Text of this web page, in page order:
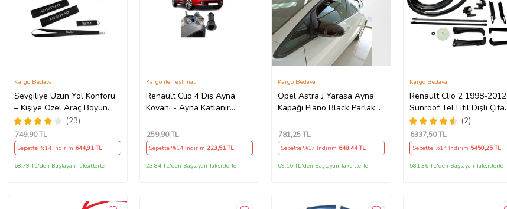
Sevgiliye Uzun Yol Konforu
– Kişiye Özel Araç Boyun
Yastığı & Kemer Pedi Hediye
Seti
(23)
Kargo Bedava
749,90 TL
Sepette %14 İndirim 644,91 TL
68,79 TL'den Başlayan Taksitlerle
Renault Clio 4 Dış Ayna
Kovanı - Ayna Katlanır
490307706 M3625
Kargo ile Teslimat
259,90 TL
Sepette %14 İndirim 223,51 TL
23,84 TL'den Başlayan Taksitlerle
Opel Astra J Yarasa Ayna
Kapağı Piano Black Parlak
Kargo Bedava
781,25 TL
Sepette %17 İndirim 648,44 TL
69,16 TL'den Başlayan Taksitlerle
Renault Clio 2 1998-2012
Sunroof Tel Fitil Dişli Çıta
Ayak Seti
(2)
Kargo Bedava
6337,50 TL
Sepette %14 İndirim 5450,25 TL
581,36 TL'den Başlayan Taksitlerle